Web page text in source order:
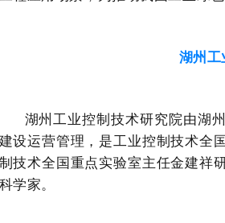
湖州
湖州工业控制技术研究院由湖
建设运营管理，是工业控制技术全
制技术全国重点实验室主任金建祥
科学家。